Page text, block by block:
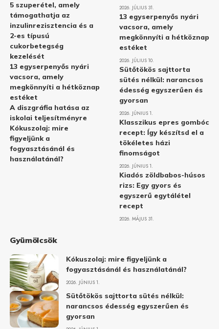
5 szuperétel, amely
támogathatja az
inzulinrezisztencia és a
2-es típusú
cukorbetegség
kezelését
13 egyserpenyős nyári
vacsora, amely
megkönnyíti a hétköznap
estéket
A diszgráfia hatása az
iskolai teljesítményre
Kókuszolaj: mire
figyeljünk a
fogyasztásánál és
használatánál?
2026. JÚLIUS 31.
13 egyserpenyős nyári
vacsora, amely
megkönnyíti a hétköznap
estéket
2026. JÚLIUS 10.
Sütőtökös sajttorta
sütés nélkül: narancsos
édesség egyszerűen és
gyorsan
2026. JÚNIUS 1.
Klasszikus epres gombóc
recept: Így készítsd el a
tökéletes házi
finomságot
2026. JÚNIUS 1.
Kiadós zöldbabos-húsos
rizs: Egy gyors és
egyszerű egytálétel
recept
2026. MÁJUS 31.
Gyümölcsök
Kókuszolaj: mire figyeljünk a
fogyasztásánál és használatánál?
2026. JÚNIUS 1.
Sütőtökös sajttorta sütés nélkül:
narancsos édesség egyszerűen és
gyorsan